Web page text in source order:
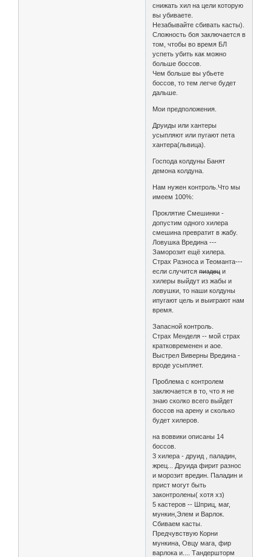
снижать хил на цели которую
вы убиваете.
Незабывайте сбивать касты).
Сложность боя заключается в
том, чтобы во время БЛ
успеть убить как можно
больше боссов.
Чем больше вы убьете
боссов, то тем легче будет
дальше.
Мои предположения.
Друиды или хантеры
усыпляют или пугают пета
хантера(львица).
Господа колдуны Банят
демона колдуна.
Нам нужен контроль.Что мы
имеем 100%:
Проклятие Смешинки -
допустим одного хилера
смешина превратит в жабу.
Ловушка Вредина ---
Заморозит ещё хилера.
Страх Разноса и Теоманта---
если случитсяпиздец и
хилеры выйдут из жабы и
ловушки, то наши колдуны
ипугают цель и выиграют нам
время.
Запасной контроль.
Страх Менделя -- мой страх
кратковременен и аое.
Выстрел Виверны Вредина -
вроде усыпляет.
Проблема с контролем
заключается в то, что я не
знаю сколко всего выйдет
боссов на арену и сколько
будет хилеров.
на воввики описаны 14
боссов.
3 хилера - друид , паладин,
жрец... Друида фирит разнос
и морозит вредин. Паладин и
прист могут быть
законтролены( хотя хз)
5 кастеров -- Шприц, маг,
мункин,Элем и Варлок.
Сбиваем касты.
Предчувствую Корни
мункина, Овцу мага, фир
варлока и.... Тандершторм